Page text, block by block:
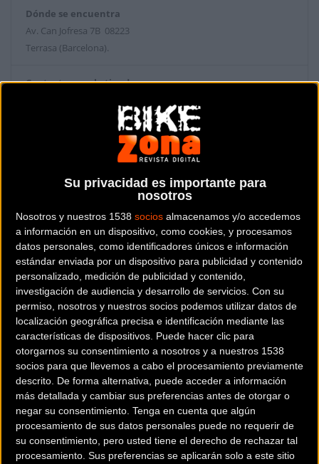
Su privacidad es importante para
nosotros
Nosotros y nuestros 1538 socios almacenamos y/o accedemos
a información en un dispositivo, como cookies, y procesamos
datos personales, como identificadores únicos e información
estándar enviada por un dispositivo para publicidad y contenido
personalizado, medición de publicidad y contenido,
investigación de audiencia y desarrollo de servicios. Con su
permiso, nosotros y nuestros socios podemos utilizar datos de
localización geográfica precisa e identificación mediante las
características de dispositivos. Puede hacer clic para
otorgarnos su consentimiento a nosotros y a nuestros 1538
socios para que llevemos a cabo el procesamiento previamente
descrito. De forma alternativa, puede acceder a información
más detallada y cambiar sus preferencias antes de otorgar o
negar su consentimiento. Tenga en cuenta que algún
procesamiento de sus datos personales puede no requerir de
su consentimiento, pero usted tiene el derecho de rechazar tal
procesamiento. Sus preferencias se aplicarán solo a este sitio
Dónde se encuentra
Av. Can Jofresa 7B 08223
Terrasa (Barcelona).
Contactar con la tienda
Web y RRSS de la tienda
200 km
¿Eres el propietario de esta tienda? Descubre cómo
hacerte tienda
Premium para llegar a más clientes.